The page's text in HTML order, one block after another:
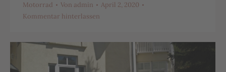
Motorrad Von admin
April 2, 2020
Kommentar hinterlassen